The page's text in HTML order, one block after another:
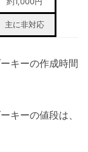
主に非対応
キーの作成時間
キーの値段は、